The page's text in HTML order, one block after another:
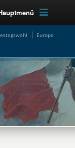
Europa